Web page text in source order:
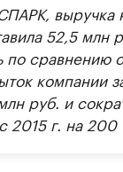
выручка
52,5 млн
по сравнению
компании
руб. и
2015 г. на 200